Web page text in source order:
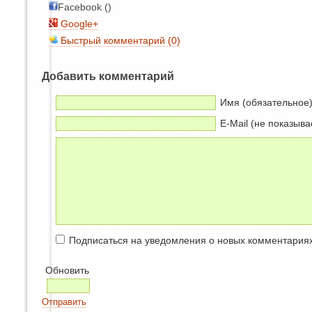
Facebook ()
Google+
Быстрый комментарий (0)
Добавить комментарий
Имя (обязательное)
E-Mail (не
Подписаться на уведомления о новых
Обновить
Отправить